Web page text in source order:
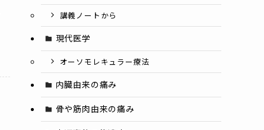
講義ノートから
現代医学
オーソモレキュラー療法
内臓由来の痛み
骨や筋肉由来の痛み